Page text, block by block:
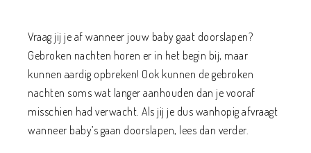
Vraag jij je af wanneer jouw baby gaat doorslapen?
Gebroken nachten horen er in het begin bij, maar
kunnen aardig opbreken! Ook kunnen de gebroken
nachten soms wat langer aanhouden dan je vooraf
misschien had verwacht. Als jij je dus wanhopig afvraagt
wanneer baby’s gaan doorslapen, lees dan verder.